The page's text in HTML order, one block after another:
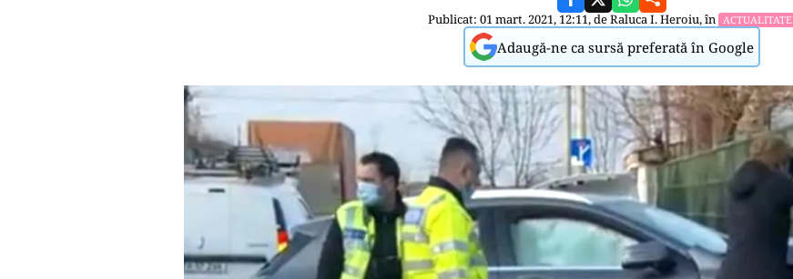
Publicat: 01 mart. 2021, 12:11, deRaluca I. Heroiu, în ACTUALITATE
Adaugă-ne ca sursă preferată în Google